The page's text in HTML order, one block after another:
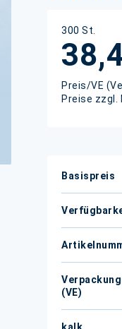
300 St.
Preis/VE
Preise
Weitere
Basispreis
(VE)